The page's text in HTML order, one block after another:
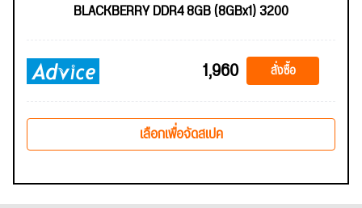
BLACKBERRY DDR4 8GB (8GBx1) 3200
1,960 สั่งซื้อ
เลือกเพื่อจัดสเปค